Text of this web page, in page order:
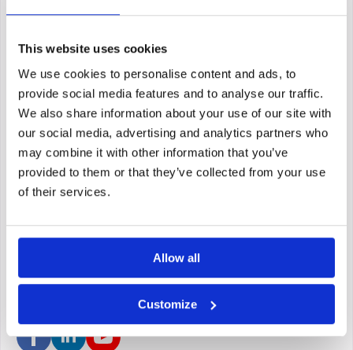
This website uses cookies
We use cookies to personalise content and ads, to
provide social media features and to analyse our traffic.
We also share information about your use of our site with
our social media, advertising and analytics partners who
may combine it with other information that you’ve
provided to them or that they’ve collected from your use
of their services.
Allow all
Customize
TrustScore